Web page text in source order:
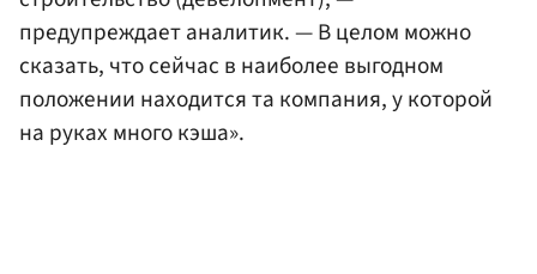
предупреждает аналитик. — В целом можно
сказать, что сейчас в наиболее выгодном
положении находится та компания, у которой
на руках много кэша».